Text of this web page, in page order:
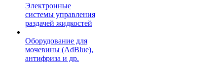
Электронные
системы управления
раздачей жидкостей
Оборудование для
мочевины (AdBlue),
антифриза и др.